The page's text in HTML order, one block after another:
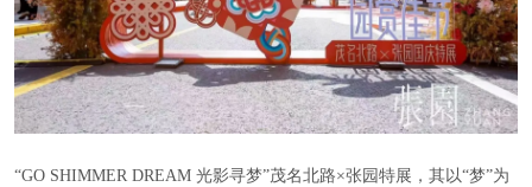
“GO SHIMMER DREAM 光影寻梦”茂名北路×张园特展，其以“梦”为